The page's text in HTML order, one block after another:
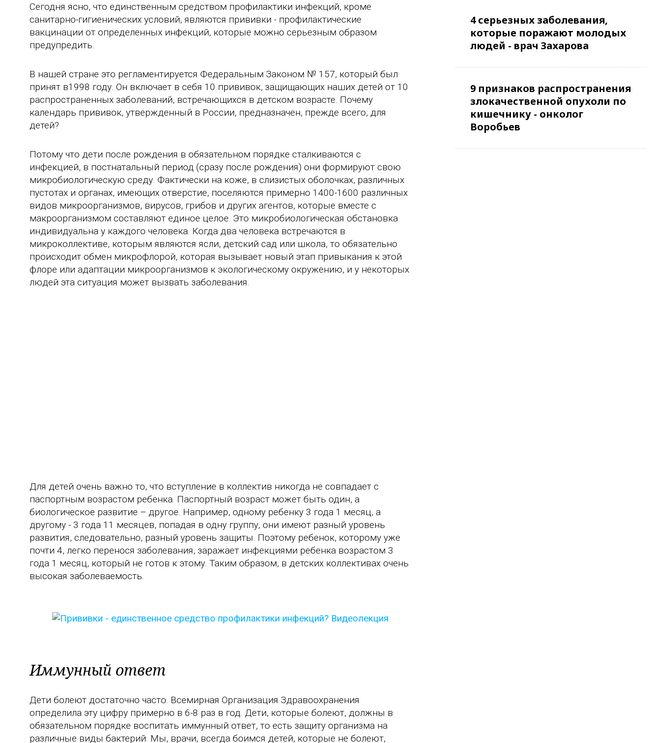
Сегодня ясно, что единственным средством профилактики инфекций, кроме
санитарно-гигиенических условий, являются прививки - профилактические
вакцинации от определенных инфекций, которые можно серьезным образом
предупредить.
В нашей стране это регламентируется Федеральным Законом № 157, который был
принят в1998 году. Он включает в себя 10 прививок, защищающих наших детей от 10
распространенных заболеваний, встречающихся в детском возрасте. Почему
календарь прививок, утвержденный в России, предназначен, прежде всего, для
детей?
Потому что дети после рождения в обязательном порядке сталкиваются с
инфекцией, в постнатальный период (сразу после рождения) они формируют свою
микробиологическую среду. Фактически на коже, в слизистых оболочках, различных
пустотах и органах, имеющих отверстие, поселяются примерно 1400-1600 различных
видов микроорганизмов, вирусов, грибов и других агентов, которые вместе с
макроорганизмом составляют единое целое. Это микробиологическая обстановка
индивидуальна у каждого человека. Когда два человека встречаются в
микроколлективе, которым являются ясли, детский сад или школа, то обязательно
происходит обмен микрофлорой, которая вызывает новый этап привыкания к этой
флоре или адаптации микроорганизмов к экологическому окружению, и у некоторых
людей эта ситуация может вызвать заболевания.
Для детей очень важно то, что вступление в коллектив никогда не совпадает с
паспортным возрастом ребенка. Паспортный возраст может быть один, а
биологическое развитие – другое. Например, одному ребенку 3 года 1 месяц, а
другому - 3 года 11 месяцев, попадая в одну группу, они имеют разный уровень
развития, следовательно, разный уровень защиты. Поэтому ребенок, которому уже
почти 4, легко перенося заболевания, заражает инфекциями ребенка возрастом 3
года 1 месяц, который не готов к этому. Таким образом, в детских коллективах очень
высокая заболеваемость.
Иммунный ответ
Дети болеют достаточно часто. Всемирная Организация Здравоохранения
определила эту цифру примерно в 6-8 раз в год. Дети, которые болеют, должны в
обязательном порядке воспитать иммунный ответ, то есть защиту организма на
различные виды бактерий. Мы, врачи, всегда боимся детей, которые не болеют,
4 серьезных заболевания,
которые поражают молодых
людей - врач Захарова
9 признаков распространения
злокачественной опухоли по
кишечнику - онколог
Воробьев